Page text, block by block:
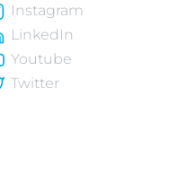
Instagram
LinkedIn
Youtube
Twitter